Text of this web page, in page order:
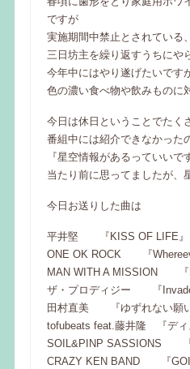
ですが
実施期間中禁止とされている
三日坊主を繰り返すうちにや
今年中にはやり遂げたいです
色の濃い食べ物や飲みものに
今日は休日ということでたく
番組中には紹介できなかった
『星空情報があるっていいで
当たり前に思ってましたが
今日お送りした曲は
平井堅 『KISS OF LIFE』
ONE OK ROCK 『
MAN WITH A MISSION 『
ザ・プロディジー 『
田村直美 『ゆずれない願い
tofubeats feat.藤井隆 『ディ
SOIL&PINP SASSIONS 『
CRAZY KEN BAND 『